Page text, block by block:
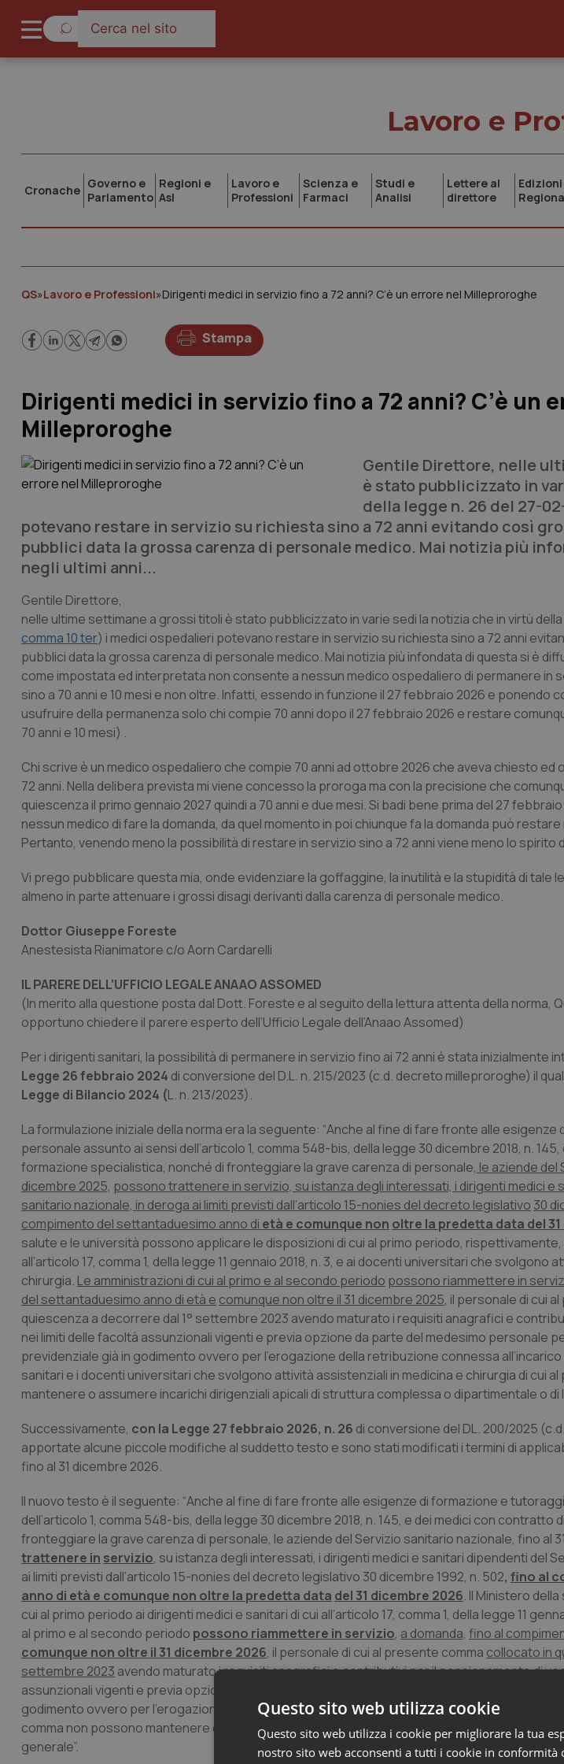
Lavoro e
Cronache Governo e
Parlamento
Regioni e
Asl
Lavoro e
Professioni
Scienza e
Farmaci
Studi e
Analisi
Lettere al
direttore
Edizioni
QS»Lavoro e Professioni»Dirigenti medici in servizio fino a 72 anni? C’è un errore nel Milleproroghe
Stampa
Dirigenti medici in servizio fino a 72 anni? C’è un
Milleproroghe
Gentile Direttore, nelle
è stato pubblicizzato in
della legge n. 26 del 27-
potevano restare in servizio su richiesta sino a 72 anni evitando così
pubblici data la grossa carenza di personale medico. Mai notizia più
negli ultimi anni...
Gentile Direttore,
nelle ultime settimane a grossi titoli è stato pubblicizzato in varie sedi la notizia che in virtù
comma 10 ter) i medici ospedalieri potevano restare in servizio su richiesta sino a 72 anni
pubblici data la grossa carenza di personale medico. Mai notizia più infondata di questa si è
come impostata ed interpretata non consente a nessun medico ospedaliero di permanere in
sino a 70 anni e 10 mesi e non oltre. Infatti, essendo in funzione il 27 febbraio 2026 e ponendo
usufruire della permanenza solo chi compie 70 anni dopo il 27 febbraio 2026 e restare
70 anni e 10 mesi) .
Chi scrive è un medico ospedaliero che compie 70 anni ad ottobre 2026 che aveva chiesto
72 anni. Nella delibera prevista mi viene concesso la proroga ma con la precisione che
quiescenza il primo gennaio 2027 quindi a 70 anni e due mesi. Si badi bene prima del 27
nessun medico di fare la domanda, da quel momento in poi chiunque fa la domanda può
Pertanto, venendo meno la possibilità di restare in servizio sino a 72 anni viene meno lo spirito
Vi prego pubblicare questa mia, onde evidenziare la goffaggine, la inutilità e la stupidità di tale
almeno in parte attenuare i grossi disagi derivanti dalla carenza di personale medico.
Dottor Giuseppe Foreste
Anestesista Rianimatore c/o Aorn Cardarelli
IL PARERE DELL’UFFICIO LEGALE ANAAO ASSOMED
(In merito alla questione posta dal Dott. Foreste e al seguito della lettura attenta della norma,
opportuno chiedere il parere esperto dell’Ufficio Legale dell’Anaao Assomed)
Per i dirigenti sanitari, la possibilità di permanere in servizio fino ai 72 anni è stata inizialmente
Legge 26 febbraio 2024 di conversione del D.L. n. 215/2023 (c.d. decreto milleproroghe) il
Legge di Bilancio 2024 (L. n. 213/2023).
La formulazione iniziale della norma era la seguente: “Anche al fine di fare fronte alle
personale assunto ai sensi dell’articolo 1, comma 548-bis, della legge 30 dicembre 2018, n.
formazione specialistica, nonché di fronteggiare la grave carenza di personale, le aziende del
dicembre 2025, possono trattenere in servizio, su istanza degli interessati, i dirigenti medici e
sanitario nazionale, in deroga ai limiti previsti dall’articolo 15-nonies del decreto legislativo 30
compimento del settantaduesimo anno di età e comunque non oltre la predetta data del
salute e le università possono applicare le disposizioni di cui al primo periodo, rispettivamente,
all’articolo 17, comma 1, della legge 11 gennaio 2018, n. 3, e ai docenti universitari che svolgono
chirurgia. Le amministrazioni di cui al primo e al secondo periodo possono riammettere in
del settantaduesimo anno di età e comunque non oltre il 31 dicembre 2025, il personale di cui
quiescenza a decorrere dal 1° settembre 2023 avendo maturato i requisiti anagrafici e
nei limiti delle facoltà assunzionali vigenti e previa opzione da parte del medesimo personale
previdenziale già in godimento ovvero per l’erogazione della retribuzione connessa
sanitari e i docenti universitari che svolgono attività assistenziali in medicina e chirurgia di cui
mantenere o assumere incarichi dirigenziali apicali di struttura complessa o dipartimentale o di
Successivamente, con la Legge 27 febbraio 2026, n. 26 di conversione del DL. 200/2025
apportate alcune piccole modifiche al suddetto testo e sono stati modificati i termini di
fino al 31 dicembre 2026.
Il nuovo testo è il seguente: “Anche al fine di fare fronte alle esigenze di formazione e
dell’articolo 1, comma 548-bis, della legge 30 dicembre 2018, n. 145, e dei medici con
fronteggiare la grave carenza di personale, le aziende del Servizio sanitario nazionale, fino al
trattenere in servizio, su istanza degli interessati, i dirigenti medici e sanitari dipendenti del
ai limiti previsti dall’articolo 15-nonies del decreto legislativo 30 dicembre 1992, n. 502, fino al
anno di età e comunque non oltre la predetta data del 31 dicembre 2026. Il Ministero
cui al primo periodo ai dirigenti medici e sanitari di cui all’articolo 17, comma 1, della legge 11
al primo e al secondo periodo possono riammettere in servizio, a domanda, fino al
comunque non oltre il 31 dicembre 2026, il personale di cui al presente comma collocato in
settembre 2023 avendo maturato i requisiti anagrafici e contributivi per il pensionamento di
assunzionali vigenti e previa opzione da parte del medesimo personale per il mantenimento
godimento ovvero per l’erogazione della retribuzione connessa all’incarico da conferire. I
comma non possono mantenere o assumere incarichi dirigenziali apicali di struttura
generale”.
Questo sito web utilizza cookie
Questo sito web utilizza i cookie per migliorare la tua
nostro sito web acconsenti a tutti i cookie in conformità